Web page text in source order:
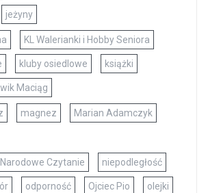
jeżyny
KL Walerianki i Hobby Seniora
kluby osiedlowe książki
Maciąg
magnez Marian Adamczyk
Narodowe Czytanie niepodległość
odporność Ojciec Pio olejki